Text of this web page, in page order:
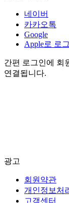
네이버
카카오톡
Google
Apple로 로
간편 로그인에 회
연결됩니다.
광고
회원약관
개인정보처
고객센터